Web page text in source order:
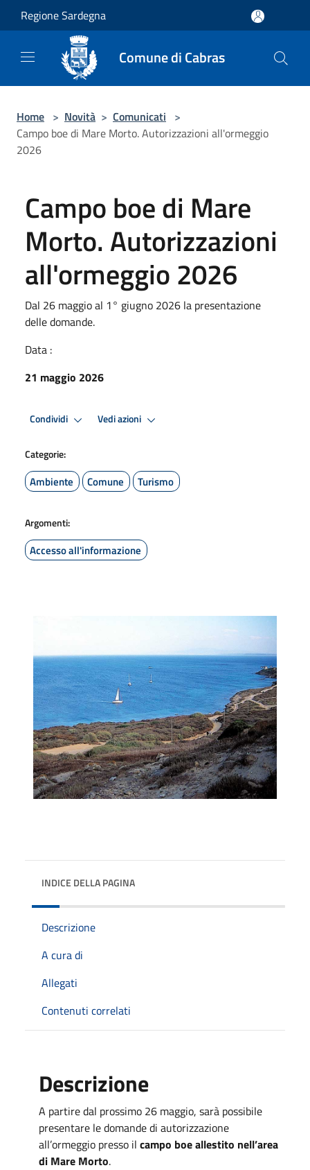
Salta al contenuto principale
Regione Sardegna
Comune di Cabras
Home > Novità > Comunicati >
Campo boe di Mare Morto. Autorizzazioni all'ormeggio
2026
Campo boe di Mare
Morto. Autorizzazioni
all'ormeggio 2026
Dal 26 maggio al 1° giugno 2026 la presentazione
delle domande.
Data :
21 maggio 2026
Condividi Vedi azioni
Categorie:
Ambiente Comune Turismo
Argomenti:
Accesso all'informazione
INDICE DELLA PAGINA
Descrizione
A cura di
Allegati
Contenuti correlati
Descrizione
A partire dal prossimo 26 maggio, sarà possibile
presentare le domande di autorizzazione
all’ormeggio presso il campo boe allestito nell’area
di Mare Morto.